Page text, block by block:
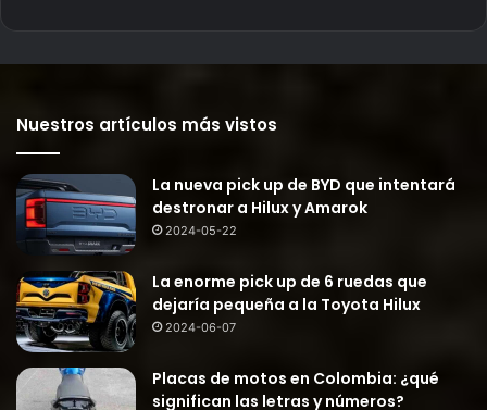
Nuestros artículos más vistos
La nueva pick up de BYD que intentará
destronar a Hilux y Amarok
2024-05-22
La enorme pick up de 6 ruedas que
dejaría pequeña a la Toyota Hilux
2024-06-07
Placas de motos en Colombia: ¿qué
significan las letras y números?